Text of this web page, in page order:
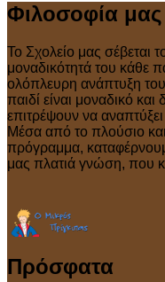
Φιλοσοφία μας
Το Σχολείο μας σέβεται
μοναδικότητά του κάθε
ολόπλευρη ανάπτυξη
παιδί είναι μοναδικό
επιτρέψουν να
Μέσα από το πλούσιο και
πρόγραμμα,
μας πλατιά γνώση, που
Πρόσφατα